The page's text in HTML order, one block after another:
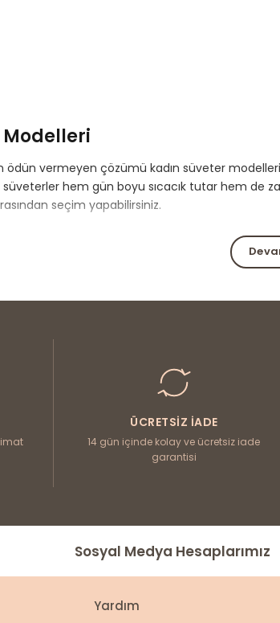
Modelleri
ödün vermeyen çözümü kadın süveter
hem gün boyu sıcacık tutar hem de
seçim yapabilirsiniz.
veya elbise altında kolayca
alışveriş yapın. Yeni sezon süveter modellerini
ÜCRETSIZ İADE
14 gün içinde kolay ve ücretsiz iade
garantisi
Sosyal Medya Hesaplarımız
Yardım